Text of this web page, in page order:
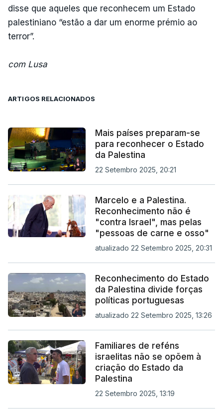
disse que aqueles que reconhecem um Estado
palestiniano “estão a dar um enorme prémio ao
terror”.
com Lusa
ARTIGOS RELACIONADOS
Mais países preparam-se
para reconhecer o Estado
da Palestina
22 Setembro 2025, 20:21
Marcelo e a Palestina.
Reconhecimento não é
"contra Israel", mas pelas
"pessoas de carne e osso"
atualizado 22 Setembro 2025, 20:31
Reconhecimento do Estado
da Palestina divide forças
políticas portuguesas
atualizado 22 Setembro 2025, 13:26
Familiares de reféns
israelitas não se opõem à
criação do Estado da
Palestina
22 Setembro 2025, 13:19